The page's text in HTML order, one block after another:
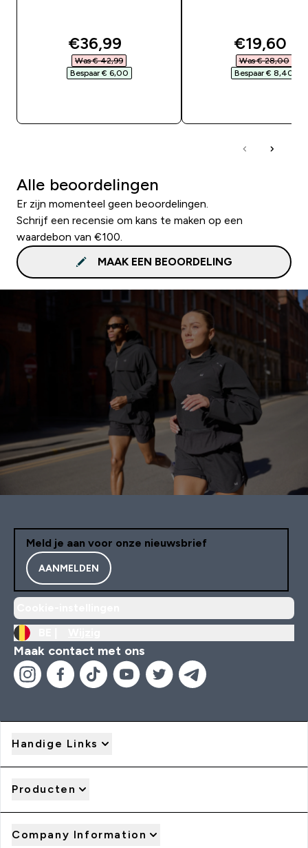
discounted price
€36,99‎
Was € 42,99‎
Bespaar € 6,00‎
€19,60‎
Was € 28,00‎
Bespaar € 8,40‎
Alle beoordelingen
Er zijn momenteel geen beoordelingen.
Schrijf een recensie om kans te maken op een
waardebon van €100.
MAAK EEN BEOORDELING
Meld je aan voor onze nieuwsbrief
AANMELDEN
Maak contact met ons
Handige Links
Producten
Company Information